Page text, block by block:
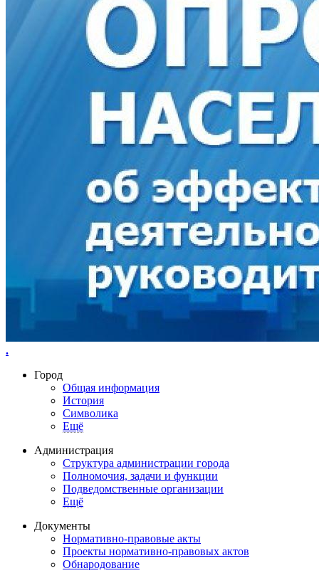
.
Город
Общая информация
История
Символика
Ещё
Администрация
Структура администрации города
Полномочия, задачи и функции
Подведомственные организации
Ещё
Документы
Нормативно-правовые акты
Проекты нормативно-правовых актов
Обнародование